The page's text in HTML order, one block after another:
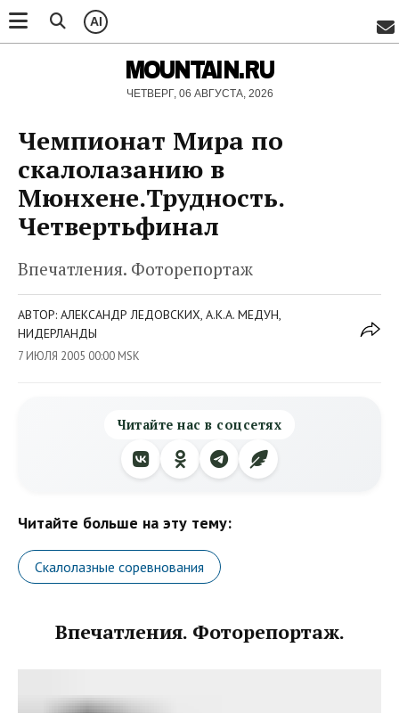
AI
MOUNTAIN.RU
ЧЕТВЕРГ, 06 АВГУСТА, 2026
Чемпионат Мира по
скалолазанию в
Мюнхене.Трудность.
Четвертьфинал
Впечатления. Фоторепортаж
АВТОР: АЛЕКСАНДР ЛЕДОВСКИХ, А.К.А. МЕДУН,
НИДЕРЛАНДЫ
7 ИЮЛЯ 2005 00:00 MSK
Читайте нас в соцсетях
Читайте больше на эту тему:
Скалолазные соревнования
Впечатления. Фоторепортаж.